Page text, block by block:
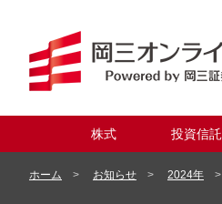
株式 投資信託
ホーム お知らせ 2024年